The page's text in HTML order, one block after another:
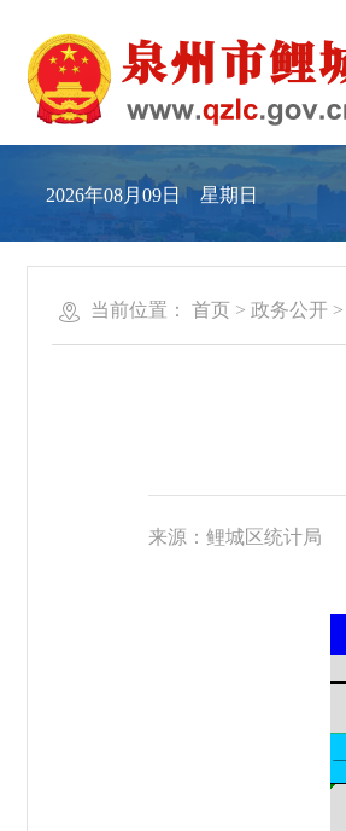
2026年08月09日 星期日
当前位置： 首页 > 政务公开 >
来源：鲤城区统计局